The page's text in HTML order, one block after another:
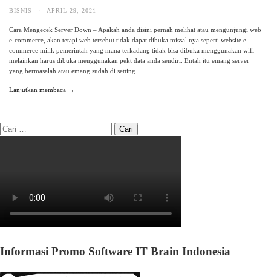
BISNIS · APRIL 29, 2021
Cara Mengecek Server Down – Apakah anda disini pernah melihat atau mengunjungi web
e-commerce, akan tetapi web tersebut tidak dapat dibuka missal nya seperti website e-
commerce milik pemerintah yang mana terkadang tidak bisa dibuka menggunakan wifi
melainkan harus dibuka menggunakan pekt data anda sendiri. Entah itu emang server
yang bermasalah atau emang sudah di setting …
Lanjutkan membaca →
Informasi Promo Software IT Brain Indonesia